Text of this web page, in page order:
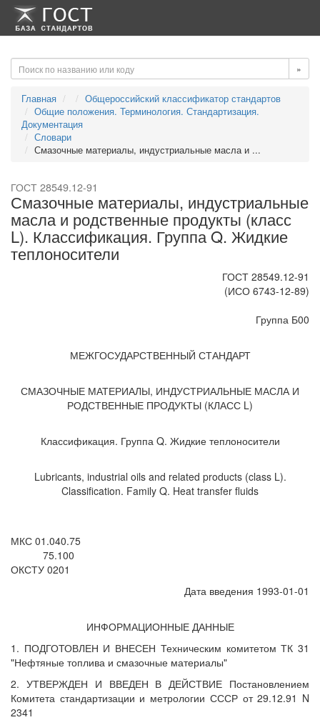
-->-->
»
Главная
Общероссийский классификатор стандартов
Общие положения. Терминология. Стандартизация.
Документация
Словари
Смазочные материалы, индустриальные масла и ...
ГОСТ 28549.12-91
Смазочные материалы, индустриальные
масла и родственные продукты (класс
L). Классификация. Группа Q. Жидкие
теплоносители
ГОСТ 28549.12-91
(ИСО 6743-12-89)
Группа Б00
МЕЖГОСУДАРСТВЕННЫЙ СТАНДАРТ
СМАЗОЧНЫЕ МАТЕРИАЛЫ, ИНДУСТРИАЛЬНЫЕ МАСЛА И
РОДСТВЕННЫЕ ПРОДУКТЫ (КЛАСС L)
Классификация. Группа Q. Жидкие теплоносители
Lubricants, industrial oils and related products (class L).
Classification. Family Q. Heat transfer fluids
МКС 01.040.75
75.100
ОКСТУ 0201
Дата введения 1993-01-01
ИНФОРМАЦИОННЫЕ ДАННЫЕ
1. ПОДГОТОВЛЕН И ВНЕСЕН Техническим комитетом ТК 31
"Нефтяные топлива и смазочные материалы"
2. УТВЕРЖДЕН И ВВЕДЕН В ДЕЙСТВИЕ Постановлением
Комитета стандартизации и метрологии СССР от 29.12.91 N
2341